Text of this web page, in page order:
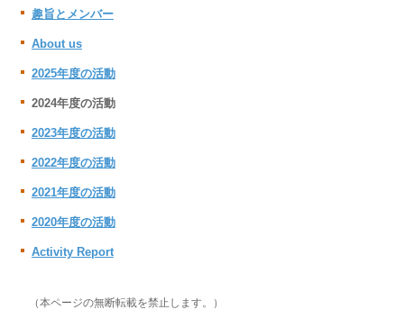
趣旨とメンバー
About us
2025年度の活動
2024年度の活動
2023年度の活動
2022年度の活動
2021年度の活動
2020年度の活動
Activity Report
（本ページの無断転載を禁止します。）